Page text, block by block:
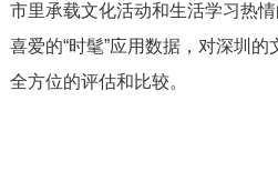
市里承载文化活动和生活学习热
喜爱的“时髦”应用数据，对深圳
全方位的评估和比较。